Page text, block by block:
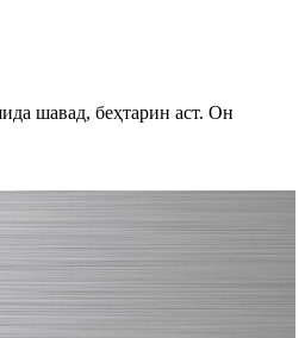
шавад, беҳтарин аст. Он